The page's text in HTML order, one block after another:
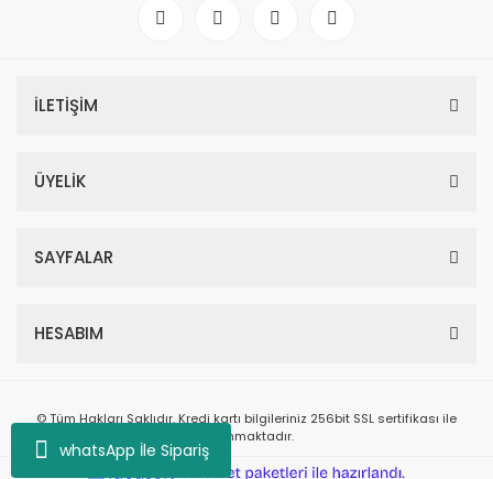
whatsApp İle Sipariş
İLETİŞİM
ÜYELİK
SAYFALAR
HESABIM
© Tüm Hakları Saklıdır. Kredi kartı bilgileriniz 256bit SSL sertifikası ile
korunmaktadır.
e-